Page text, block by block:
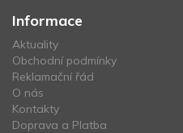
Informace
Aktuality
Obchodní podmínky
Reklamační řád
O nás
Kontakty
Doprava a Platba